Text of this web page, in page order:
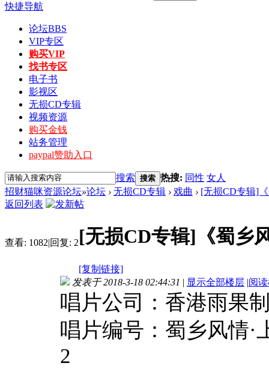
快捷导航
论坛BBS
VIP专区
购买VIP
找书专区
电子书
影视区
无损CD专辑
视频资源
购买金钱
站务管理
paypal赞助入口
搜索 搜索 热搜: 同性 女人
招财猫咪资源论坛»论坛 › 无损CD专辑 › 戏曲 › [无损CD专辑]
返回列表
查看: 1082|回复: 2[无损CD专辑]《蜀乡
[复制链接]
发表于 2018-3-18 02:44:31 | 显示全部楼层 |阅
唱片公司：香港雨果
唱片编号：蜀乡风情·
2